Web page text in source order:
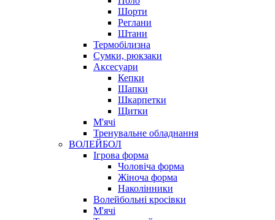
Шорти
Реглани
Штани
Термобілизна
Сумки, рюкзаки
Аксесуари
Кепки
Шапки
Шкарпетки
Щитки
М'ячі
Тренувальне обладнання
ВОЛЕЙБОЛ
Ігрова форма
Чоловіча форма
Жіноча форма
Наколінники
Волейбольні кросівки
М'ячі